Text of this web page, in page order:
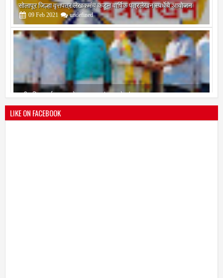
श्री मल्लिकार्जुन प्रशालेकडून उमाकांत गाढवे यांचा सत्कार
25 Mar 2021 undefined
LIKE ON FACEBOOK